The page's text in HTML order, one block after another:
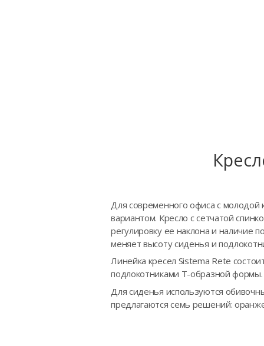
Для современного офиса с
вариантом. Кресло с сетчатой
регулировку ее наклона и наличие
меняет высоту сиденья и
Линейка кресел Sistema Rete
подлокотниками Т-образной формы.
Для сиденья используются
предлагаются семь решений: